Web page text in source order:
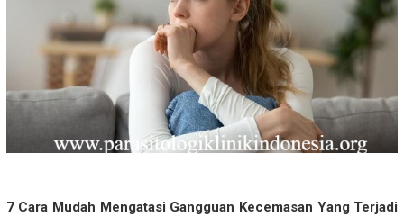
7 Cara Mudah Mengatasi Gangguan Kecemasan Yang Terjadi